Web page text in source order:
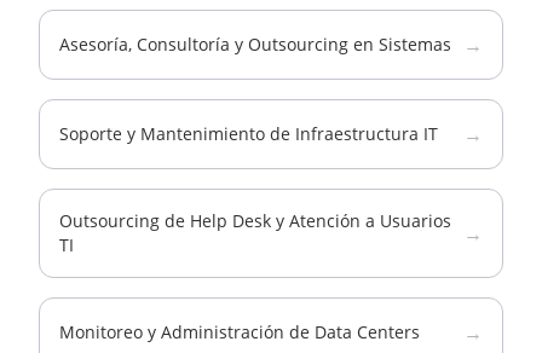
Asesoría, Consultoría y Outsourcing en Sistemas →
Soporte y Mantenimiento de Infraestructura IT →
Outsourcing de Help Desk y Atención a Usuarios
TI
→
Monitoreo y Administración de Data Centers →